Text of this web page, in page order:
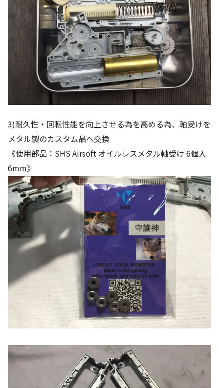
3)耐久性・回転性能を向上させる為を高める為、軸受けを
メタル製のカスタム品へ交換
《使用部品：SHS Airsoft オイルレスメタル軸受け 6個入
6mm》